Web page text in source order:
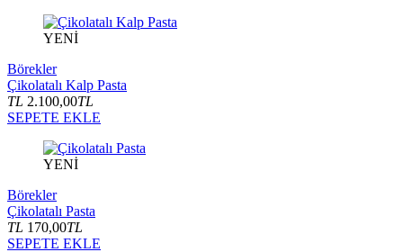
YENİ
Börekler
Çikolatalı Kalp Pasta
TL 2.100,00TL
SEPETE EKLE
YENİ
Börekler
Çikolatalı Pasta
TL 170,00TL
SEPETE EKLE